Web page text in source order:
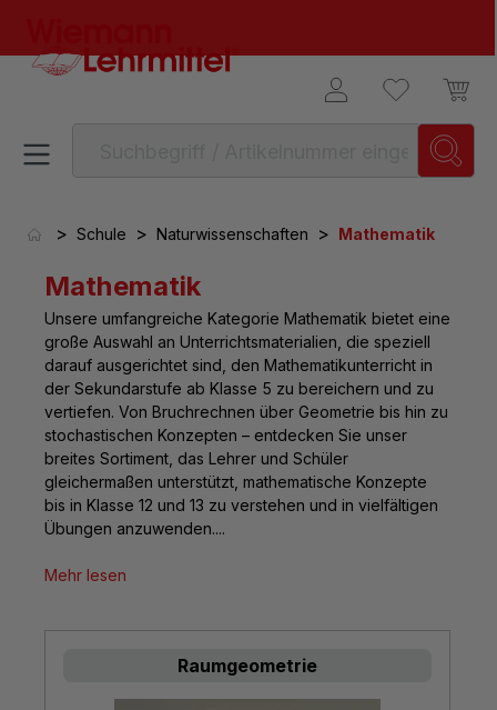
> Schule > Naturwissenschaften > Mathematik
Mathematik
Unsere umfangreiche Kategorie Mathematik bietet eine
große Auswahl an Unterrichtsmaterialien, die speziell
darauf ausgerichtet sind, den Mathematikunterricht in
der Sekundarstufe ab Klasse 5 zu bereichern und zu
vertiefen. Von Bruchrechnen über Geometrie bis hin zu
stochastischen Konzepten – entdecken Sie unser
breites Sortiment, das Lehrer und Schüler
gleichermaßen unterstützt, mathematische Konzepte
bis in Klasse 12 und 13 zu verstehen und in vielfältigen
Übungen anzuwenden....
Mehr lesen
Raumgeometrie